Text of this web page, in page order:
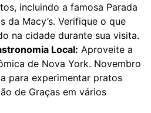
incluindo a famosa Parada
da Macy’s. Verifique o que
na cidade durante sua visita.
Local: Aproveite a
de Nova York. Novembro
para experimentar pratos
de Graças em vários